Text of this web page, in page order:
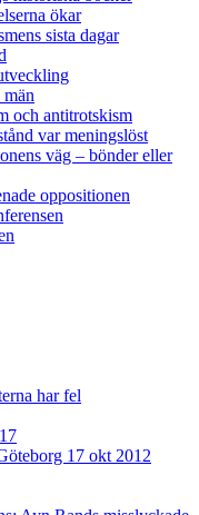
ökar
sista dagar
och antitrotskism
var meningslöst
väg – bönder eller
oppositionen
har fel
17 okt 2012